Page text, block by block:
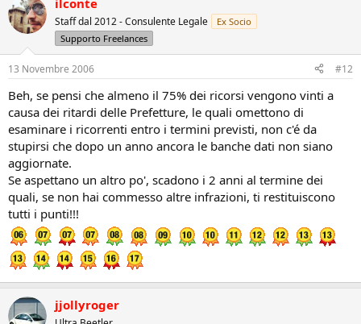
Staff dal 2012 - Consulente Legale
Ex Socio
Supporto Freelances
13 Novembre 2006 #12
Beh, se pensi che almeno il 75% dei ricorsi vengono vinti a
causa dei ritardi delle Prefetture, le quali omettono di
esaminare i ricorrenti entro i termini previsti, non c'é da
stupirsi che dopo un anno ancora le banche dati non siano
aggiornate.
Se aspettano un altro po', scadono i 2 anni al termine dei
quali, se non hai commesso altre infrazioni, ti restituiscono
tutti i punti!!!
jjollyroger